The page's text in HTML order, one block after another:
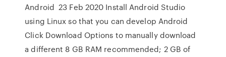
Android 23 Feb 2020 Install Android Studio
using Linux so that you can develop Android
Click Download Options to manually download
a different 8 GB RAM recommended; 2 GB of